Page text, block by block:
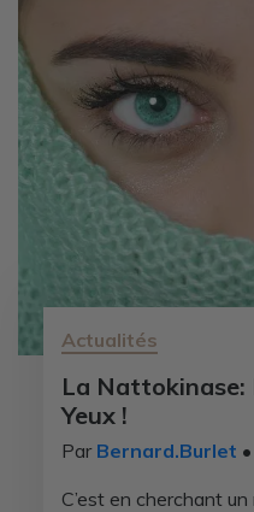
Actualités
La Nattokinase:
Yeux !
Par Bernard.Burlet
C’est en cherchant